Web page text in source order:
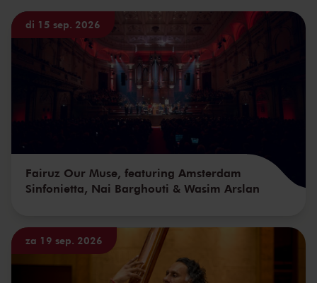
di 15 sep. 2026
Fairuz Our Muse, featuring Amsterdam
Sinfonietta, Nai Barghouti & Wasim Arslan
za 19 sep. 2026